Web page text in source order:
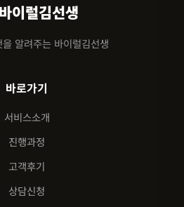
바이럴김선생
알려주는 바이럴김선생
바로가기
서비스소개
진행과정
고객후기
상담신청